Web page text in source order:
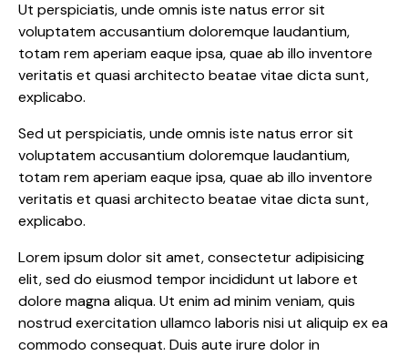
Ut perspiciatis, unde omnis iste natus error sit
voluptatem accusantium doloremque laudantium,
totam rem aperiam eaque ipsa, quae ab illo inventore
veritatis et quasi architecto beatae vitae dicta sunt,
explicabo.
Sed ut perspiciatis, unde omnis iste natus error sit
voluptatem accusantium doloremque laudantium,
totam rem aperiam eaque ipsa, quae ab illo inventore
veritatis et quasi architecto beatae vitae dicta sunt,
explicabo.
Lorem ipsum dolor sit amet, consectetur adipisicing
elit, sed do eiusmod tempor incididunt ut labore et
dolore magna aliqua. Ut enim ad minim veniam, quis
nostrud exercitation ullamco laboris nisi ut aliquip ex ea
commodo consequat. Duis aute irure dolor in